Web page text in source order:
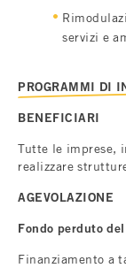
servizi e
PROGRAMMI DI
BENEFICIARI
Tutte le imprese,
realizzare
AGEVOLAZIONE
Fondo perduto
Finanziamento a